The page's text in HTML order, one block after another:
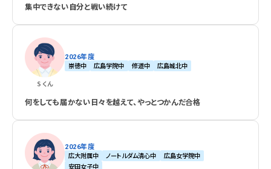
集中できない自分と戦い続けて
S くん
2026年度
崇徳中 広島学院中 修道中 広島城北中
何をしても届かない日々を越えて、やっとつかんだ合格
2026年度
広大附属中 ノートルダム清心中
広島女学院中
安田女子中